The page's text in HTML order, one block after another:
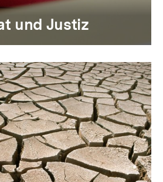
und Justiz